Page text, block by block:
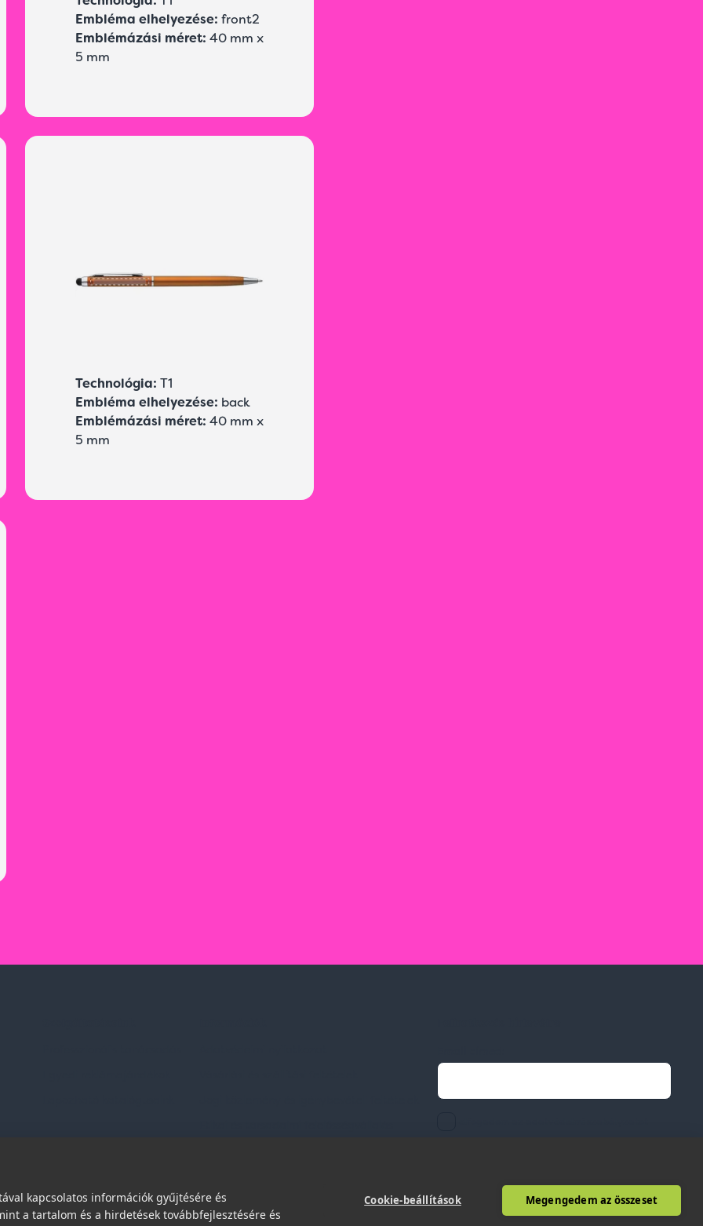
kapcsolatos információk gyűjtésére és
a tartalom és a hirdetések továbbfejlesztésére és
Cookie-beállítások Megengedem az összeset
Embléma elhelyezése: front2
Emblémázási méret: 40 mm x
5 mm
Technológia: T1
Embléma elhelyezése: back
Emblémázási méret: 40 mm x
5 mm